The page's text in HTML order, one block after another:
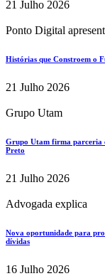
21 Julho 2026
Ponto Digital
Histórias que Constroem o
21 Julho 2026
Grupo Utam
Grupo Utam firma parceria
Preto
21 Julho 2026
Advogada explica
Nova oportunidade para
dívidas
16 Julho 2026